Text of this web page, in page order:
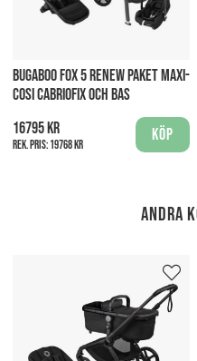
BUGABOO FOX 5 RENEW PAKET MAXI-
COSI CABRIOFIX OCH BAS
16795 kr
Rek. pris:19768 kr
Köp
Andra